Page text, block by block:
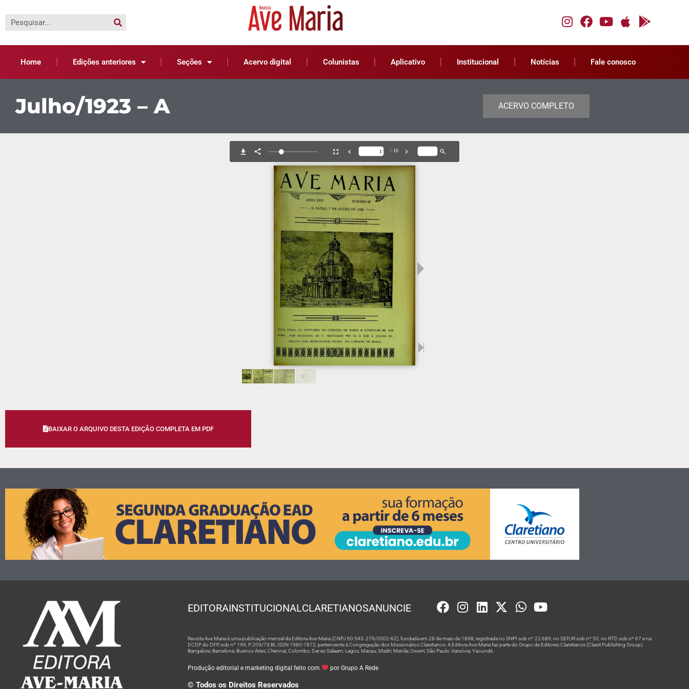
Home Edições anteriores Seções Acervo digital Colunistas Aplicativo Institucional Notícias Fale conosco
Julho/1923 – A ACERVO COMPLETO
BAIXAR O ARQUIVO DESTA EDIÇÃO COMPLETA EM PDF
EDITORAINSTITUCIONALCLARETIANOSANUNCIE
Revista Ave Maria é uma publicação mensal da Editora Ave-Maria (CNPJ 60.543. 279/0002-62), fundada em 28 de maio de 1898, registrada no SNPI sob nº 22.689, no SEPJR sob nº 50, no RTD sob nº 67 e na
DCDP do DFP, sob nº 199, P. 209/73 BL ISSN 1980-7872, pertencente à Congregação dos Missionários Claretianos. A Editora Ave-Maria faz parte do Grupo de Editores Claretianos (Claret Publishing Group).
Bangalore; Barcelona; Buenos Aires; Chennai; Colombo; Dar es Salaam; Lagos; Macau; Madri; Manila; Owerri; São Paulo; Varsóvia; Yaoundé.
Produção editorial e marketing digital feito com por Grupo A Rede
© Todos os Direitos Reservados